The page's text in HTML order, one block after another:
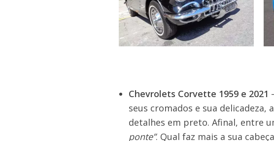
Chevrolets Corvette 1959 e 2021
seus cromados e sua delicadeza,
detalhes em preto. Afinal, entre
ponte”. Qual faz mais a sua